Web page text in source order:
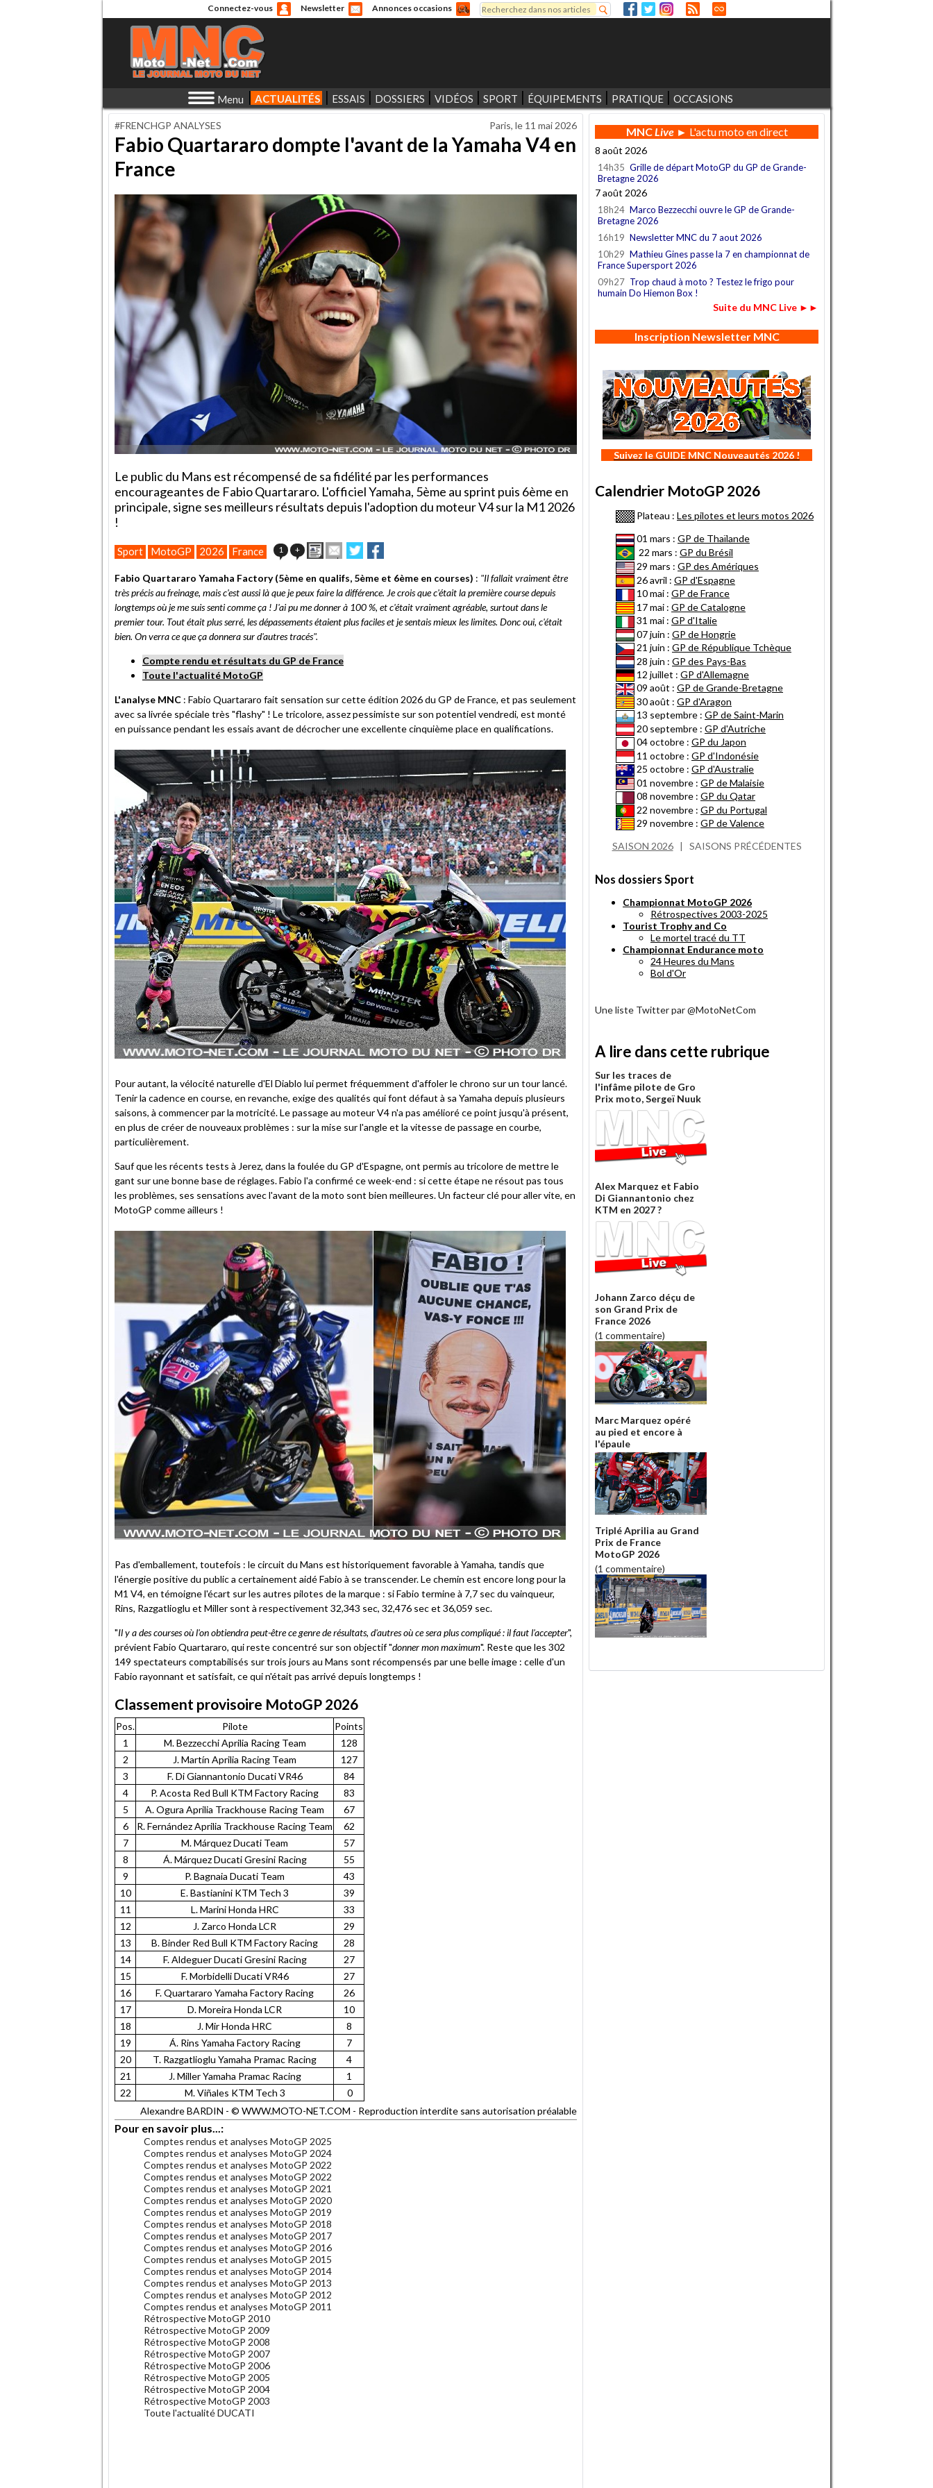
Connectez-vous Newsletter Annonces occasions
Formulaire de recherche
Rechercher
Menu ACTUALITÉS ESSAIS DOSSIERS VIDÉOS SPORT ÉQUIPEMENTS PRATIQUE OCCASIONS
#FRENCHGP ANALYSES Paris, le 11 mai 2026
Fabio Quartararo dompte l'avant de la Yamaha V4 en
France
Le public du Mans est récompensé de sa fidélité par les performances
encourageantes de Fabio Quartararo. L'officiel Yamaha, 5ème au sprint puis 6ème en
principale, signe ses meilleurs résultats depuis l'adoption du moteur V4 sur la M1 2026
!
Sport MotoGP 2026 France 1 + ImprimerEnvoyer
cet
à
un
ami
Partager
sur
sur
Fabio Quartararo Yamaha Factory (5ème en qualifs, 5ème et 6ème en courses) : "Il fallait vraiment être
très précis au freinage, mais c'est aussi là que je peux faire la différence. Je crois que c'était la première course depuis
longtemps où je me suis senti comme ça ! J'ai pu me donner à 100 %, et c'était vraiment agréable, surtout dans le
premier tour. Tout était plus serré, les dépassements étaient plus faciles et je sentais mieux les limites. Donc oui, c'était
bien. On verra ce que ça donnera sur d'autres tracés".
Compte rendu et résultats du GP de France
Toute l'actualité MotoGP
L'analyse MNC : Fabio Quartararo fait sensation sur cette édition 2026 du GP de France, et pas seulement
avec sa livrée spéciale très "flashy" ! Le tricolore, assez pessimiste sur son potentiel vendredi, est monté
en puissance pendant les essais avant de décrocher une excellente cinquième place en qualifications.
Pour autant, la vélocité naturelle d'El Diablo lui permet fréquemment d'affoler le chrono sur un tour lancé.
Tenir la cadence en course, en revanche, exige des qualités qui font défaut à sa Yamaha depuis plusieurs
saisons, à commencer par la motricité. Le passage au moteur V4 n'a pas amélioré ce point jusqu'à présent,
en plus de créer de nouveaux problèmes : sur la mise sur l'angle et la vitesse de passage en courbe,
particulièrement.
Sauf que les récents tests à Jerez, dans la foulée du GP d'Espagne, ont permis au tricolore de mettre le
gant sur une bonne base de réglages. Fabio l'a confirmé ce week-end : si cette étape ne résout pas tous
les problèmes, ses sensations avec l'avant de la moto sont bien meilleures. Un facteur clé pour aller vite, en
MotoGP comme ailleurs !
Pas d'emballement, toutefois : le circuit du Mans est historiquement favorable à Yamaha, tandis que
l'énergie positive du public a certainement aidé Fabio à se transcender. Le chemin est encore long pour la
M1 V4, en témoigne l'écart sur les autres pilotes de la marque : si Fabio termine à 7,7 sec du vainqueur,
Rins, Razgatlioglu et Miller sont à respectivement 32,343 sec, 32,476 sec et 36,059 sec.
"Il y a des courses où l'on obtiendra peut-être ce genre de résultats, d'autres où ce sera plus compliqué : il faut l'accepter",
prévient Fabio Quartararo, qui reste concentré sur son objectif "donner mon maximum". Reste que les 302
149 spectateurs comptabilisés sur trois jours au Mans sont récompensés par une belle image : celle d'un
Fabio rayonnant et satisfait, ce qui n'était pas arrivé depuis longtemps !
Classement provisoire MotoGP 2026
Pos. Pilote
Points
1
M. Bezzecchi Aprilia Racing Team
128
2
J. Martín Aprilia Racing Team
127
3
F. Di Giannantonio Ducati VR46
84
4
P. Acosta Red Bull KTM Factory Racing
83
5
A. Ogura Aprilia Trackhouse Racing Team
67
6
R. Fernández Aprilia Trackhouse Racing Team
62
7
M. Márquez Ducati Team
57
8
Á. Márquez Ducati Gresini Racing
55
9
P. Bagnaia Ducati Team
43
10
E. Bastianini KTM Tech 3
39
11
L. Marini Honda HRC
33
12
J. Zarco Honda LCR
29
13
B. Binder Red Bull KTM Factory Racing
28
14
F. Aldeguer Ducati Gresini Racing
27
15
F. Morbidelli Ducati VR46
27
16
F. Quartararo Yamaha Factory Racing
26
17
D. Moreira Honda LCR
10
18
J. Mir Honda HRC
8
19
Á. Rins Yamaha Factory Racing
7
20
T. Razgatlioglu Yamaha Pramac Racing
4
21
J. Miller Yamaha Pramac Racing
1
22
M. Viñales KTM Tech 3
0
Alexandre BARDIN - © WWW.MOTO-NET.COM - Reproduction interdite sans autorisation préalable
Pour en savoir plus...:
Comptes rendus et analyses MotoGP 2025
Comptes rendus et analyses MotoGP 2024
Comptes rendus et analyses MotoGP 2022
Comptes rendus et analyses MotoGP 2022
Comptes rendus et analyses MotoGP 2021
Comptes rendus et analyses MotoGP 2020
Comptes rendus et analyses MotoGP 2019
Comptes rendus et analyses MotoGP 2018
Comptes rendus et analyses MotoGP 2017
Comptes rendus et analyses MotoGP 2016
Comptes rendus et analyses MotoGP 2015
Comptes rendus et analyses MotoGP 2014
Comptes rendus et analyses MotoGP 2013
Comptes rendus et analyses MotoGP 2012
Comptes rendus et analyses MotoGP 2011
Rétrospective MotoGP 2010
Rétrospective MotoGP 2009
Rétrospective MotoGP 2008
Rétrospective MotoGP 2007
Rétrospective MotoGP 2006
Rétrospective MotoGP 2005
Rétrospective MotoGP 2004
Rétrospective MotoGP 2003
Toute l'actualité DUCATI
MNCLive► L'actu moto en direct
8 août 2026
14h35 Grille de départ MotoGP du GP de Grande-
Bretagne 2026
7 août 2026
18h24 Marco Bezzecchi ouvre le GP de Grande-
Bretagne 2026
16h19 Newsletter MNC du 7 aout 2026
10h29 Mathieu Gines passe la 7 en championnat de
France Supersport 2026
09h27 Trop chaud à moto ? Testez le frigo pour
humain Do Hiemon Box !
Suite du MNC Live ►►
Inscription Newsletter MNC
Suivez le GUIDE MNC Nouveautés 2026 !
Calendrier MotoGP 2026
Plateau : Les pilotes et leurs motos 2026
01 mars : GP de Thaïlande
22 mars : GP du Brésil
29 mars : GP des Amériques
26 avril : GP d'Espagne
10 mai : GP de France
17 mai : GP de Catalogne
31 mai : GP d'Italie
07 juin : GP de Hongrie
21 juin : GP de République Tchèque
28 juin : GP des Pays-Bas
12 juillet : GP d'Allemagne
09 août : GP de Grande-Bretagne
30 août : GP d'Aragon
13 septembre : GP de Saint-Marin
20 septembre : GP d'Autriche
04 octobre : GP du Japon
11 octobre : GP d'Indonésie
25 octobre : GP d'Australie
01 novembre : GP de Malaisie
08 novembre : GP du Qatar
22 novembre : GP du Portugal
29 novembre : GP de Valence
SAISON 2026| SAISONS PRÉCÉDENTES
Nos dossiers Sport
Championnat MotoGP 2026
Rétrospectives 2003-2025
Tourist Trophy and Co
Le mortel tracé du TT
Championnat Endurance moto
24 Heures du Mans
Bol d'Or
Une liste Twitter par @MotoNetCom
A lire dans cette rubrique
Sur les traces de
l'infâme pilote de Gro
Prix moto, Sergeï Nuuk
Alex Marquez et Fabio
Di Giannantonio chez
KTM en 2027 ?
Johann Zarco déçu de
son Grand Prix de
France 2026
(1 commentaire)
Marc Marquez opéré
au pied et encore à
l'épaule
Triplé Aprilia au Grand
Prix de France
MotoGP 2026
(1 commentaire)